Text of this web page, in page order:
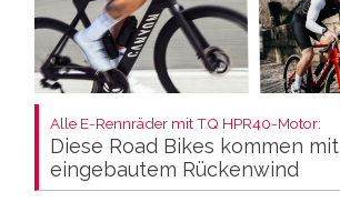
Alle E-Rennräder mit TQ HPR40-Motor:
Diese Road Bikes kommen mit
eingebautem Rückenwind